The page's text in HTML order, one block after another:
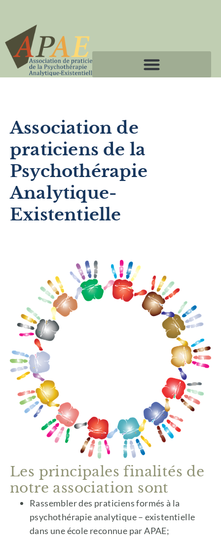
Association de
praticiens de la
Psychothérapie
Analytique-
Existentielle
Les principales finalités de
notre association sont
Rassembler des praticiens formés à la
psychothérapie analytique – existentielle
dans une école reconnue par APAE;